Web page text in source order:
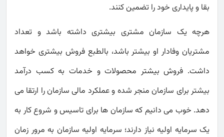
بقا و پایداری خود را تضمین کنند.
هرچه یک سازمان مشتری بیشتری داشته باشد و تعداد
مشتریان وفادار او بیشتر باشد، بالطبع فروش بیشتری خواهد
داشت. فروش بیشتر محصولات و خدمات به کسب درآمد
بیشتر برای سازمان منجر شده و عملکرد مالی سازمان را ارتقا می
دهد. خوب می دانیم که سازمان ها برای تاسیس و شروع کار به
یک سرمایه اولیه نیاز دارند؛ سرمایه اولیه سازمان به مرور زمان